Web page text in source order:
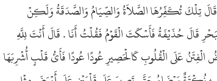
قَالَ تِلْكَ تُكَفِّرُهَا الصَّلاَةُ وَالصِّيَامُ وَالصَّدَقَةُ وَلَكِنْ
قَالَ حُذَيْفَةُ فَأَسْكَتَ الْقَوْمُ فَقُلْتُ أَنَا . قَالَ أَنْتَ لِلَّهِ
عَلَى الْقُلُوبِ كَالْحَصِيرِ عُودًا عُودًا فَأَىُّ قَلْبٍ أُشْرِبَهَا